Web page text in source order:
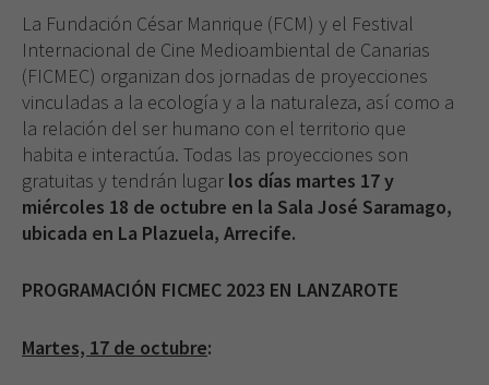
La Fundación César Manrique (FCM) y el Festival
Internacional de Cine Medioambiental de Canarias
(FICMEC) organizan dos jornadas de proyecciones
vinculadas a la ecología y a la naturaleza, así como a
la relación del ser humano con el territorio que
habita e interactúa. Todas las proyecciones son
gratuitas y tendrán lugar los días martes 17 y
miércoles 18 de octubre en la Sala José Saramago,
ubicada en La Plazuela, Arrecife.
PROGRAMACIÓN FICMEC 2023 EN LANZAROTE
Martes, 17 de octubre: